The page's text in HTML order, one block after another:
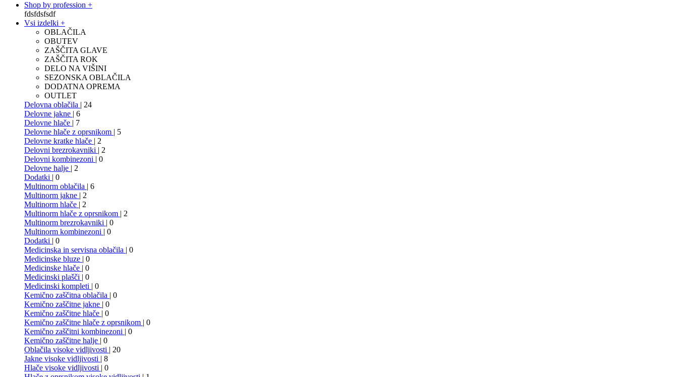
Shop by profession +
fdsfdsfsdf
Vsi izdelki +
OBLAČILA
OBUTEV
ZAŠČITA GLAVE
ZAŠČITA ROK
DELO NA VIŠINI
SEZONSKA OBLAČILA
DODATNA OPREMA
OUTLET
Delovna oblačila | 24
Delovne jakne | 6
Delovne hlače | 7
Delovne hlače z oprsnikom | 5
Delovne kratke hlače | 2
Delovni brezrokavniki | 2
Delovni kombinezoni | 0
Delovne halje | 2
Dodatki | 0
Multinorm oblačila | 6
Multinorm jakne | 2
Multinorm hlače | 2
Multinorm hlače z oprsnikom | 2
Multinorm brezrokavniki | 0
Multinorm kombinezoni | 0
Dodatki | 0
Medicinska in servisna oblačila | 0
Medicinske bluze | 0
Medicinske hlače | 0
Medicinski plašči | 0
Medicinski kompleti | 0
Kemično zaščitna oblačila | 0
Kemično zaščitne jakne | 0
Kemično zaščitne hlače | 0
Kemično zaščitne hlače z oprsnikom | 0
Kemično zaščitni kombinezoni | 0
Kemično zaščitne halje | 0
Oblačila visoke vidljivosti | 20
Jakne visoke vidljivosti | 8
Hlače visoke vidljivosti | 0